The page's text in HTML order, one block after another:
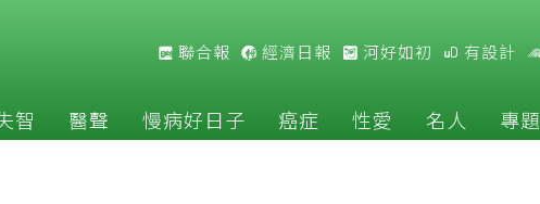
聯合報 經濟日報 河好如初 有設計
智 醫聲 慢病好日子 癌症 性愛 名人 專題